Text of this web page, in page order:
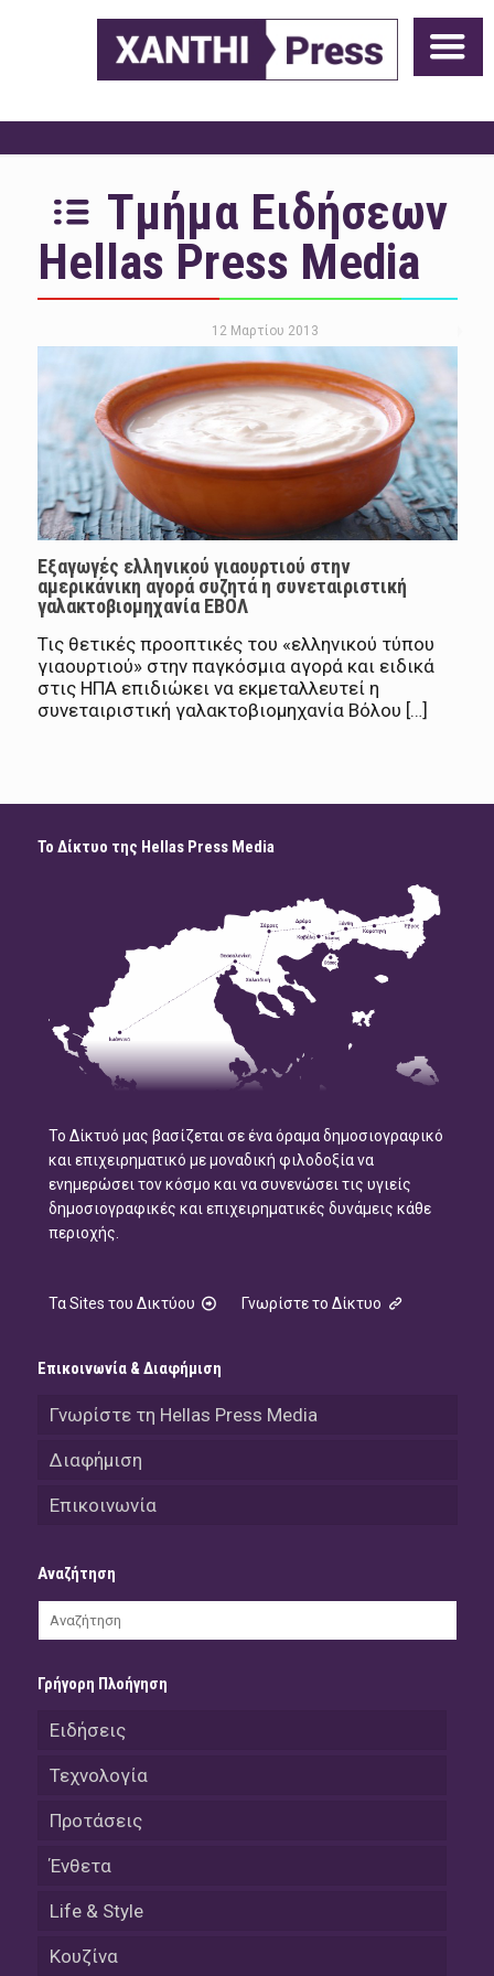
Τμήμα Ειδήσεων
Hellas Press Media
12 Μαρτίου 2013
Εξαγωγές ελληνικού γιαουρτιού στην
αμερικάνικη αγορά συζητά η συνεταιριστική
γαλακτοβιομηχανία ΕΒΟΛ
Τις θετικές προοπτικές του «ελληνικού τύπου
γιαουρτιού» στην παγκόσμια αγορά και ειδικά
στις ΗΠΑ επιδιώκει να εκμεταλλευτεί η
συνεταιριστική γαλακτοβιομηχανία Βόλου […]
Το Δίκτυο της Hellas Press Media
Το Δίκτυό μας βασίζεται σε ένα όραμα δημοσιογραφικό
και επιχειρηματικό με μοναδική φιλοδοξία να
ενημερώσει τον κόσμο και να συνενώσει τις υγιείς
δημοσιογραφικές και επιχειρηματικές δυνάμεις κάθε
περιοχής.
Τα Sites του Δικτύου Γνωρίστε το Δίκτυο
Επικοινωνία & Διαφήμιση
Γνωρίστε τη Hellas Press Media
Διαφήμιση
Επικοινωνία
Αναζήτηση
Γρήγορη Πλοήγηση
Ειδήσεις
Τεχνολογία
Προτάσεις
Ένθετα
Life & Style
Κουζίνα